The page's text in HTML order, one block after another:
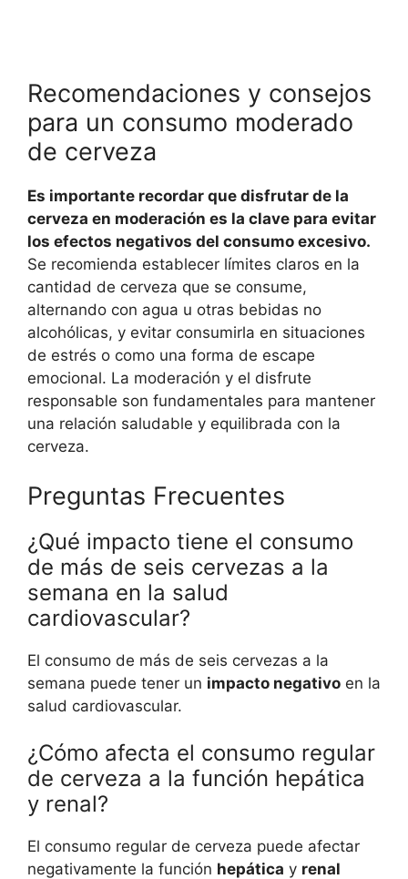
Recomendaciones y consejos
para un consumo moderado
de cerveza
Es importante recordar que disfrutar de la
cerveza en moderación es la clave para evitar
los efectos negativos del consumo excesivo.
Se recomienda establecer límites claros en la
cantidad de cerveza que se consume,
alternando con agua u otras bebidas no
alcohólicas, y evitar consumirla en situaciones
de estrés o como una forma de escape
emocional. La moderación y el disfrute
responsable son fundamentales para mantener
una relación saludable y equilibrada con la
cerveza.
Preguntas Frecuentes
¿Qué impacto tiene el consumo
de más de seis cervezas a la
semana en la salud
cardiovascular?
El consumo de más de seis cervezas a la
semana puede tener un impacto negativo en la
salud cardiovascular.
¿Cómo afecta el consumo regular
de cerveza a la función hepática
y renal?
El consumo regular de cerveza puede afectar
negativamente la función hepática y renal